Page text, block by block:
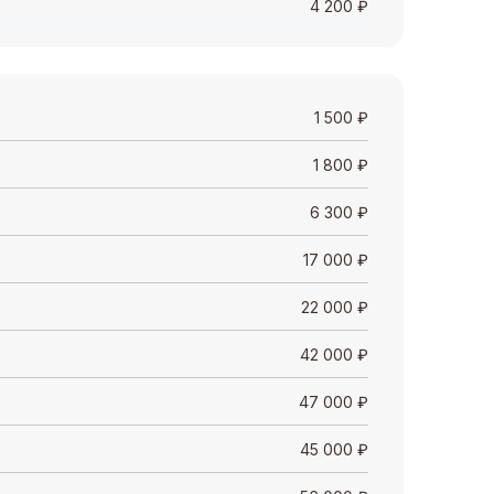
4 200 ₽
1 500 ₽
1 800 ₽
6 300 ₽
17 000 ₽
22 000 ₽
42 000 ₽
47 000 ₽
45 000 ₽